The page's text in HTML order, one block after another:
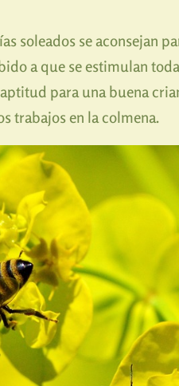
soleados se aconsejan
a que se estimulan
para una buena
trabajos en la colmena.